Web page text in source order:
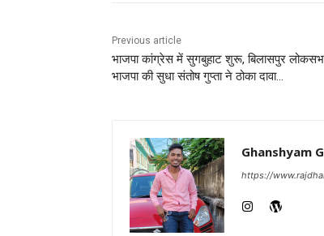
Previous article
भाजपा कांग्रेस में सुगबुहाट शुरू, बिलासपुर
भाजपा की सुधा संतोष गुप्ता ने ठोका दावा…
Ghanshyam
https://